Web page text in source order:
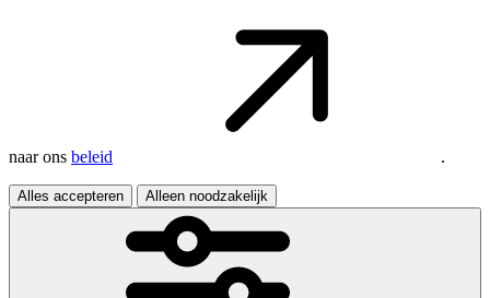
naar ons beleid .
Alles accepteren Alleen noodzakelijk